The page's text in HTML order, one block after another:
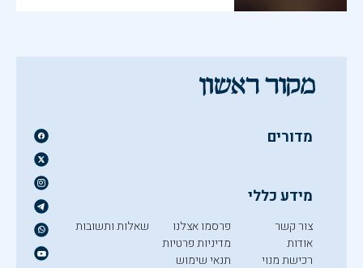
מדורים
מידע כללי
צור קשר
אודות
רכישת מנוי
פרסמו אצלנו
מדיניות פרטיות
תנאי שימוש
שאלות ותשובות